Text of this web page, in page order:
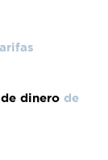
dinero de